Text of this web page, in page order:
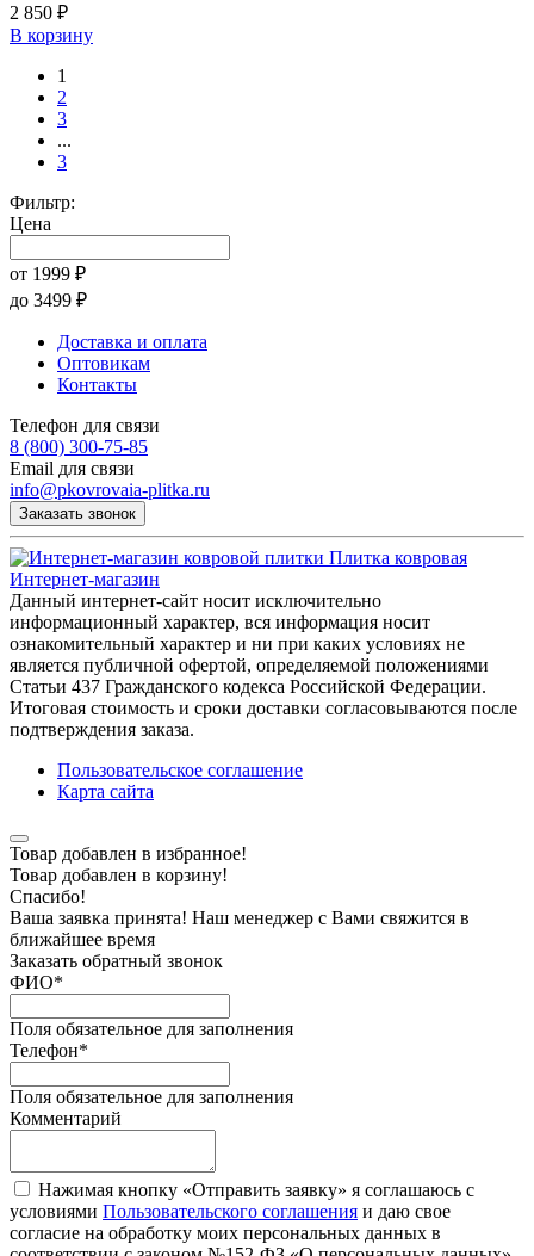
2 850 ₽
В корзину
1
2
3
...
3
Фильтр:
Цена
от 1999 ₽
до 3499 ₽
Доставка и оплата
Оптовикам
Контакты
Телефон для связи
8 (800) 300-75-85
Email для связи
info@pkovrovaia-plitka.ru
Заказать звонок
Плитка ковровая
Интернет-магазин
Данный интернет-сайт носит исключительно
информационный характер, вся информация носит
ознакомительный характер и ни при каких условиях не
является публичной офертой, определяемой положениями
Статьи 437 Гражданского кодекса Российской Федерации.
Итоговая стоимость и сроки доставки согласовываются после
подтверждения заказа.
Пользовательское соглашение
Карта сайта
Товар добавлен в избранное!
Товар добавлен в корзину!
Спасибо!
Ваша заявка принята! Наш менеджер с Вами свяжится в
ближайшее время
Заказать обратный звонок
ФИО*
Поля обязательное для заполнения
Телефон*
Поля обязательное для заполнения
Комментарий
Нажимая кнопку «Отправить заявку» я соглашаюсь с
условиями Пользовательского соглашения и даю свое
согласие на обработку моих персональных данных в